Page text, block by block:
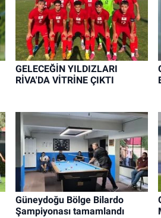
GELECEĞİN YILDIZLARI
RİVA'DA VİTRİNE ÇIKTI
Güneydoğu Bölge Bilardo
Şampiyonası tamamlandı